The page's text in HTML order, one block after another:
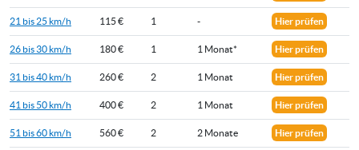
21 bis 25 km/h 115 € 1 - Hier prüfen
26 bis 30 km/h 180 € 1 1 Monat* Hier prüfen
31 bis 40 km/h 260 € 2 1 Monat Hier prüfen
41 bis 50 km/h 400 € 2 1 Monat Hier prüfen
51 bis 60 km/h 560 € 2 2 Monate Hier prüfen